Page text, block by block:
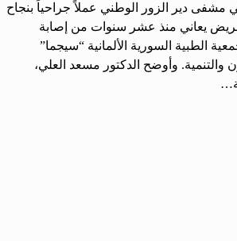
مشفى دير الزور الوطني عملاً جراحياً بنجاح
يعاني منذ عشر سنوات من إصابة
الطبية السورية الألمانية “سيجما”
والتنمية. وأوضح الدكتور مسعد العلي،